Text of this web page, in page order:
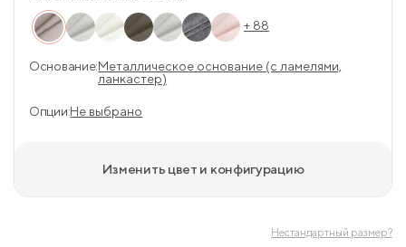
+ 88
Основание:Металлическое основание (с ламелями,
ланкастер)
Опции:Не выбрано
Изменить цвет и конфигурацию
Нестандартный размер?